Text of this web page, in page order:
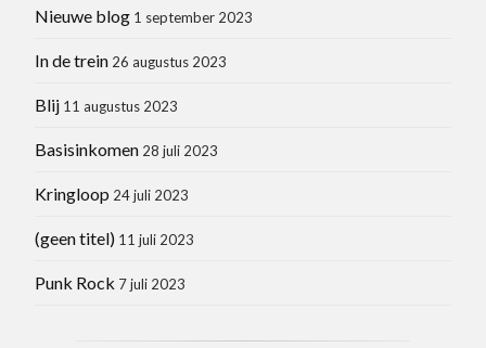
Nieuwe blog 1 september 2023
In de trein 26 augustus 2023
Blij 11 augustus 2023
Basisinkomen 28 juli 2023
Kringloop 24 juli 2023
(geen titel) 11 juli 2023
Punk Rock 7 juli 2023